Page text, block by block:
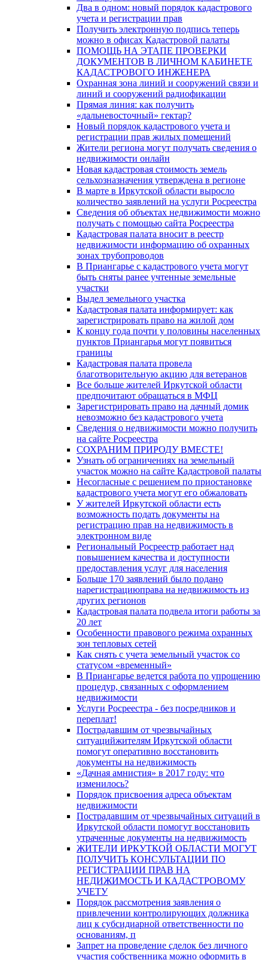
Два в одном: новый порядок кадастрового
учета и регистрации прав
Получить электронную подпись теперь
можно в офисах Кадастровой палаты
ПОМОЩЬ НА ЭТАПЕ ПРОВЕРКИ
ДОКУМЕНТОВ В ЛИЧНОМ КАБИНЕТЕ
КАДАСТРОВОГО ИНЖЕНЕРА
Охранная зона линий и сооружений связи и
линий и сооружений радиофикации
Прямая линия: как получить
«дальневосточный» гектар?
Новый порядок кадастрового учета и
регистрации прав жилых помещений
Жители региона могут получать сведения о
недвижимости онлайн
Новая кадастровая стоимость земель
сельхозназначения утверждена в регионе
В марте в Иркутской области выросло
количество заявлений на услуги Росреестра
Сведения об объектах недвижимости можно
получать с помощью сайта Росреестра
Кадастровая палата вносит в реестр
недвижимости информацию об охранных
зонах трубопроводов
В Приангарье с кадастрового учета могут
быть сняты ранее учтенные земельные
участки
Выдел земельного участка
Кадастровая палата информирует: как
зарегистрировать право на жилой дом
К концу года почти у половины населенных
пунктов Приангарья могут появиться
границы
Кадастровая палата провела
благотворительную акцию для ветеранов
Все больше жителей Иркутской области
предпочитают обращаться в МФЦ
Зарегистрировать право на дачный домик
невозможно без кадастрового учета
Сведения о недвижимости можно получить
на сайте Росреестра
СОХРАНИМ ПРИРОДУ ВМЕСТЕ!
Узнать об ограничениях на земельный
участок можно на сайте Кадастровой палаты
Несогласные с решением по приостановке
кадастрового учета могут его обжаловать
У жителей Иркутской области есть
возможность подать документы на
регистрацию прав на недвижимость в
электронном виде
Региональный Росреестр работает над
повышением качества и доступности
предоставления услуг для населения
Больше 170 заявлений было подано
нарегистрациюправа на недвижимость из
других регионов
Кадастровая палата подвела итоги работы за
20 лет
Особенности правового режима охранных
зон тепловых сетей
Как снять с учета земельный участок со
статусом «временный»
В Приангарье ведется работа по упрощению
процедур, связанных с оформлением
недвижимости
Услуги Росреестра - без посредников и
переплат!
Пострадавшим от чрезвычайных
ситуацийжителям Иркутской области
помогут оперативно восстановить
документы на недвижимость
«Дачная амнистия» в 2017 году: что
изменилось?
Порядок присвоения адреса объектам
недвижимости
Пострадавшим от чрезвычайных ситуаций в
Иркутской области помогут восстановить
утраченные документы на недвижимость
ЖИТЕЛИ ИРКУТКОЙ ОБЛАСТИ МОГУТ
ПОЛУЧИТЬ КОНСУЛЬТАЦИИ ПО
РЕГИСТРАЦИИ ПРАВ НА
НЕДИЖИМОСТЬ И КАДАСТРОВОМУ
УЧЕТУ
Порядок рассмотрения заявления о
привлечении контролирующих должника
лиц к субсидиарной ответственности по
основаниям, п
Запрет на проведение сделок без личного
участия собственника можно оформить в